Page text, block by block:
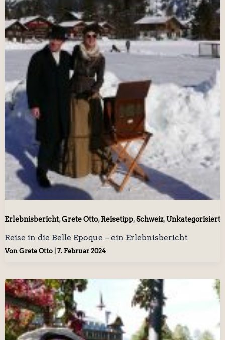
Erlebnisbericht,Grete Otto,Reisetipp,Schweiz,Unkategorisiert
Reise in die Belle Epoque – ein Erlebnisbericht
Von Grete Otto 7. Februar 2024